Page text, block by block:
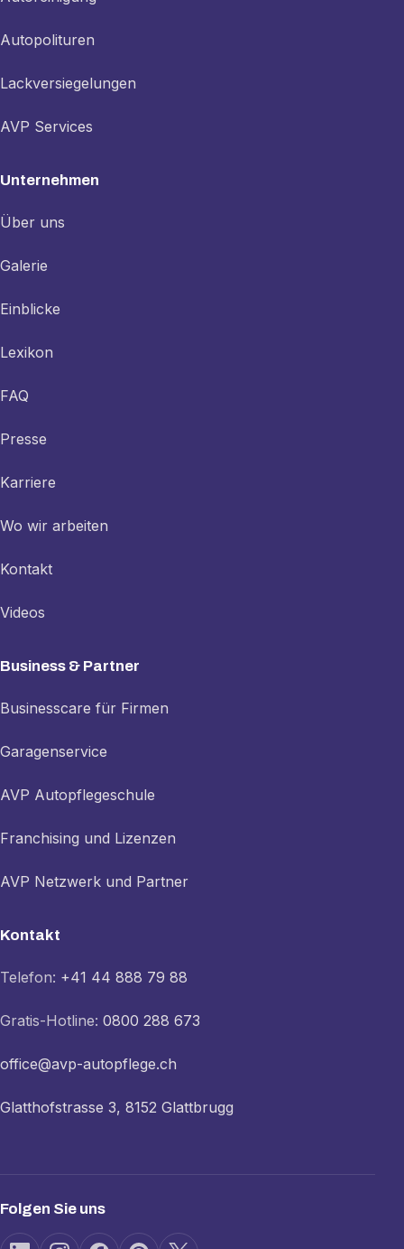
Autopolituren
Lackversiegelungen
AVP Services
Unternehmen
Über uns
Galerie
Einblicke
Lexikon
FAQ
Presse
Karriere
Wo wir arbeiten
Kontakt
Videos
Business & Partner
Businesscare für Firmen
Garagenservice
AVP Autopflegeschule
Franchising und Lizenzen
AVP Netzwerk und Partner
Kontakt
Telefon: +41 44 888 79 88
Gratis-Hotline: 0800 288 673
office@avp-autopflege.ch
Glatthofstrasse 3, 8152 Glattbrugg
Folgen Sie uns